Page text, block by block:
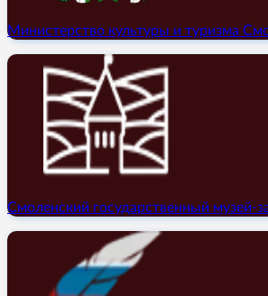
Министерство культуры и туризма
Смоленский государственный музей-